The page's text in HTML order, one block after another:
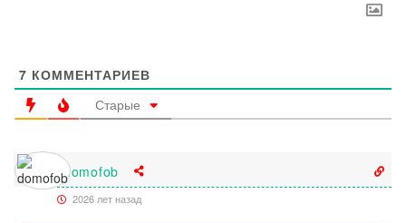
7 КОММЕНТАРИЕВ
Старые
domofob
2026 лет назад